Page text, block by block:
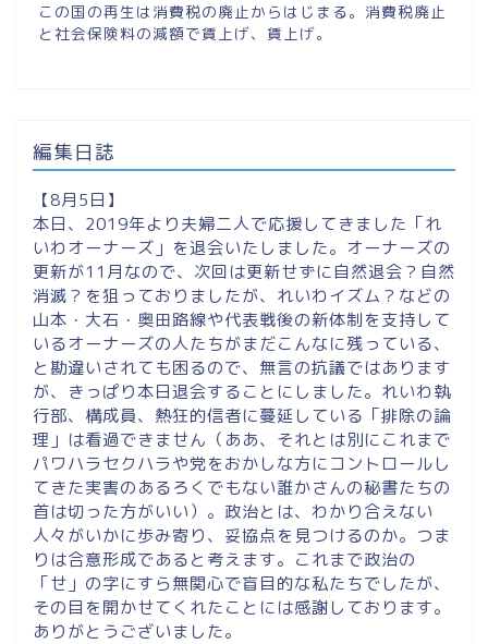
この国の再生は消費税の廃止からはじまる。消費税廃止
と社会保険料の減額で賃上げ、賃上げ。
編集日誌
【8月5日】
本日、2019年より夫婦二人で応援してきました「れ
いわオーナーズ」を退会いたしました。オーナーズの
更新が11月なので、次回は更新せずに自然退会？自然
消滅？を狙っておりましたが、れいわイズム？などの
山本・大石・奥田路線や代表戦後の新体制を支持して
いるオーナーズの人たちがまだこんなに残っている、
と勘違いされても困るので、無言の抗議ではあります
が、きっぱり本日退会することにしました。れいわ執
行部、構成員、熱狂的信者に蔓延している「排除の論
理」は看過できません（ああ、それとは別にこれまで
パワハラセクハラや党をおかしな方にコントロールし
てきた実害のあるろくでもない誰かさんの秘書たちの
首は切った方がいい）。政治とは、わかり合えない
人々がいかに歩み寄り、妥協点を見つけるのか。つま
りは合意形成であると考えます。これまで政治の
「せ」の字にすら無関心で盲目的な私たちでしたが、
その目を開かせてくれたことには感謝しております。
ありがとうございました。